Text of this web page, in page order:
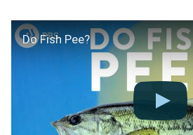
Do Fish Pee?